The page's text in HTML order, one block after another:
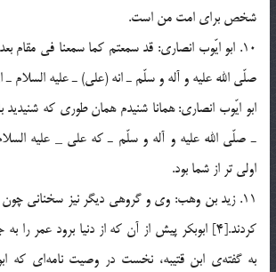
شخص براي امت من است.
10. ابو ايّوب انصاري: قد سمعتم كما سمعنا فى مقام
صلّي الله عليه و آله و سلّم ـ انه (علي) ـ عليه السلام ـ
ابو ايّوب انصاري: همانا شنيدم همان طوري كه شنيديد
ـ صلّي الله عليه و آله و سلّم ـ كه علي _ عليه
اولي تر از شما بود.
11. زيد بن وهب: وي و گروهي ديگر نيز سخناني
كردند.[4] ابوبكر پيش از آن كه از دنيا برود عمر را
به گفته‌ي ابن قتيبه، نخست در وصيت نامه‌اي كه